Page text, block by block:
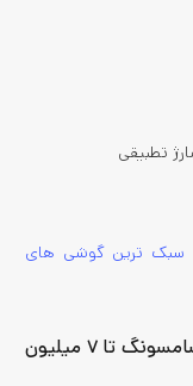
سبک ‌ترین گوشی ‌های
گلکسی A14 سامسونگ | بهترین گوشی سامسونگ تا ۷ میلیون